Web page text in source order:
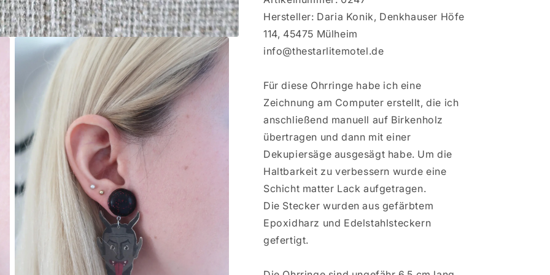
Hersteller: Daria Konik, Denkhauser Höfe
114, 45475 Mülheim
info@thestarlitemotel.de
Für diese Ohrringe habe ich eine
Zeichnung am Computer erstellt, die ich
anschließend manuell auf Birkenholz
übertragen und dann mit einer
Dekupiersäge ausgesägt habe. Um die
Haltbarkeit zu verbessern wurde eine
Schicht matter Lack aufgetragen.
Die Stecker wurden aus gefärbtem
Epoxidharz und Edelstahlsteckern
gefertigt.